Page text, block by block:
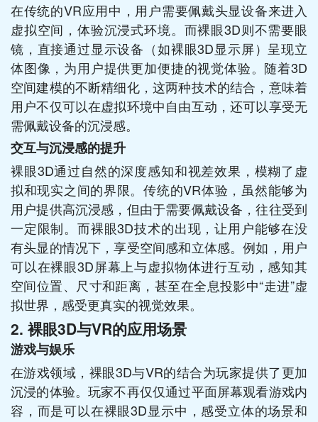
在传统的VR应用中，用户需要佩戴头显设备来进入
虚拟空间，体验沉浸式环境。而裸眼3D则不需要眼
镜，直接通过显示设备（如裸眼3D显示屏）呈现立
体图像，为用户提供更加便捷的视觉体验。随着3D
空间建模的不断精细化，这两种技术的结合，意味着
用户不仅可以在虚拟环境中自由互动，还可以享受无
需佩戴设备的沉浸感。
交互与沉浸感的提升
裸眼3D通过自然的深度感知和视差效果，模糊了虚
拟和现实之间的界限。传统的VR体验，虽然能够为
用户提供高沉浸感，但由于需要佩戴设备，往往受到
一定限制。而裸眼3D技术的出现，让用户能够在没
有头显的情况下，享受空间感和立体感。例如，用户
可以在裸眼3D屏幕上与虚拟物体进行互动，感知其
空间位置、尺寸和距离，甚至在全息投影中“走进”虚
拟世界，感受更真实的视觉效果。
2. 裸眼3D与VR的应用场景
游戏与娱乐
在游戏领域，裸眼3D与VR的结合为玩家提供了更加
沉浸的体验。玩家不再仅仅通过平面屏幕观看游戏内
容，而是可以在裸眼3D显示中，感受立体的场景和